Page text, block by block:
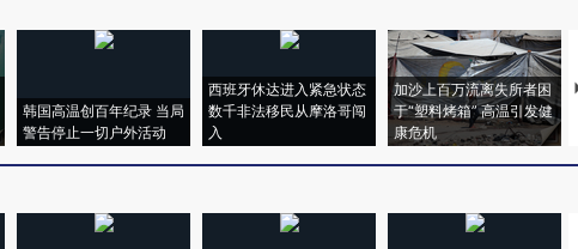
韩国高温创百年纪录 当局
警告停止一切户外活动
西班牙休达进入紧急状态
数千非法移民从摩洛哥闯
入
加沙上百万流离失所者困
于“塑料烤箱” 高温引发健
康危机